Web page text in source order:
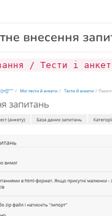
внесення
/ Тести і